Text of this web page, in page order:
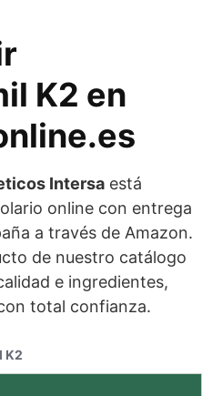
K2 en
Intersa está
online con entrega
a través de Amazon.
de nuestro catálogo
e ingredientes,
total confianza.
K2